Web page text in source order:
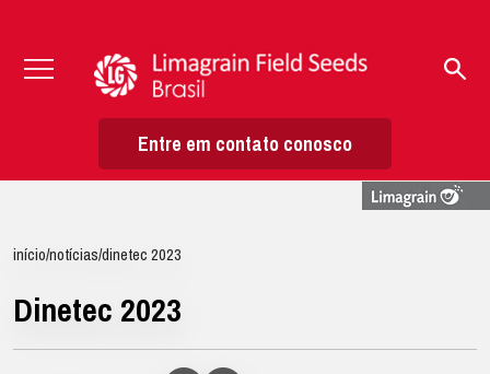
Entre em contato conosco
início/notícias/dinetec 2023
Dinetec 2023